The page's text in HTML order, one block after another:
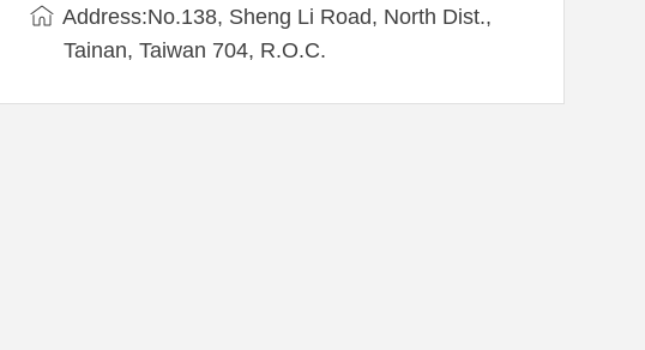
Address:No.138, Sheng Li Road, North Dist.,
Tainan, Taiwan 704, R.O.C.